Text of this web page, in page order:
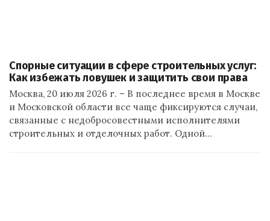
Спорные ситуации в сфере строительных услуг:
Как избежать ловушек и защитить свои права
Москва, 20 июля 2026 г. – В последнее время в Москве
и Московской области все чаще фиксируются случаи,
связанные с недобросовестными исполнителями
строительных и отделочных работ. Одной…